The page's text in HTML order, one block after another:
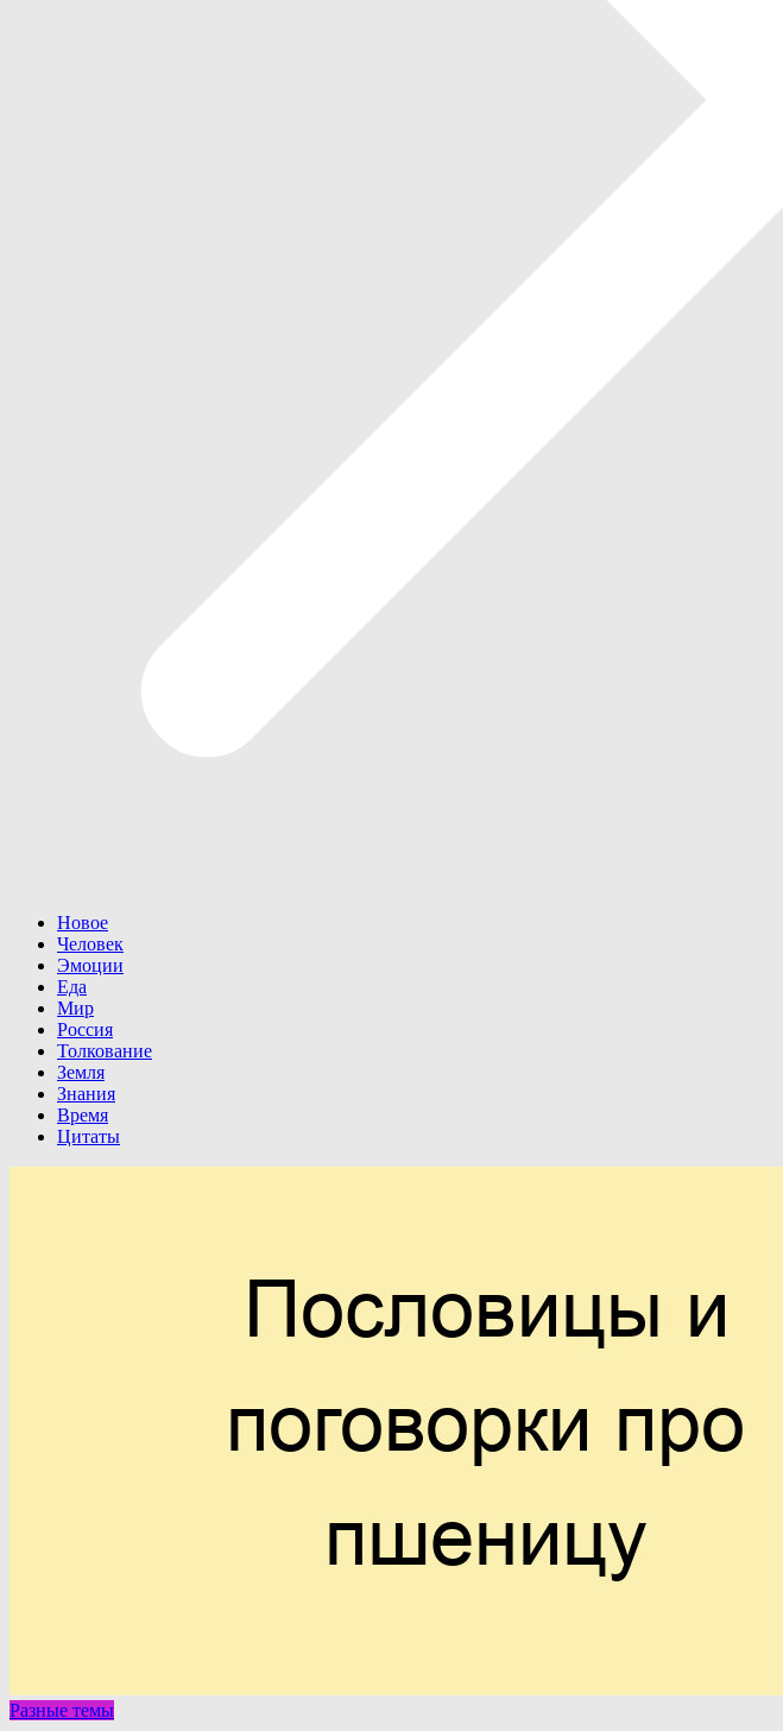
Новое
Человек
Эмоции
Еда
Мир
Россия
Толкование
Земля
Знания
Время
Цитаты
Разные темы